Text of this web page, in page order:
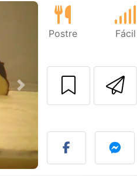
Siguiente
Postre Fácil